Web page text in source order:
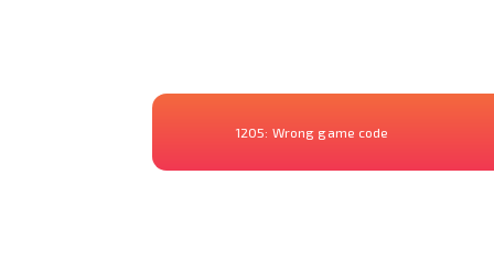
1205: Wrong game code